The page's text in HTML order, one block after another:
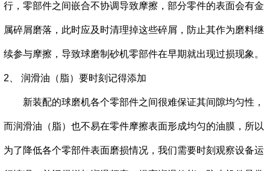
行，零部件之间嵌合不协调导致摩擦，部分零件的表面会有金
属碎屑磨落，此时应及时清理掉这些碎屑，防止其作为磨料继
续参与摩擦，导致球磨制砂机零部件在早期就出现过损现象。
2、 润滑油（脂）要时刻记得添加
新装配的球磨机各个零部件之间很难保证其间隙均匀性，
而润滑油（脂）也不易在零件摩擦表面形成均匀的油膜，所以
为了降低各个零部件表面磨损情况，我们需要时刻观察设备运